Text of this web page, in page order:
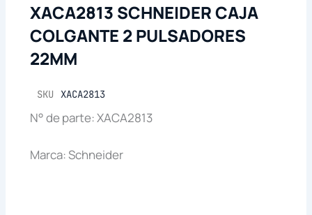
XACA2813 SCHNEIDER CAJA
COLGANTE 2 PULSADORES
22MM
SKU XACA2813
N° de parte: XACA2813
Marca: Schneider